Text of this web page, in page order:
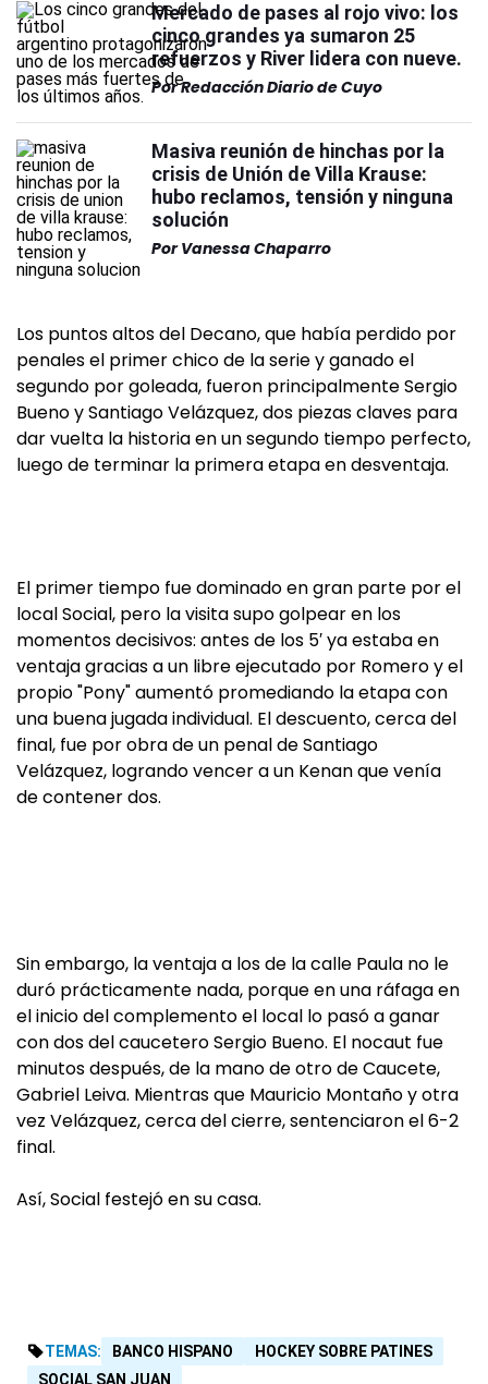
Mercado de pases al rojo vivo: los
cinco grandes ya sumaron 25
refuerzos y River lidera con nueve.
PorRedacción Diario de Cuyo
Masiva reunión de hinchas por la
crisis de Unión de Villa Krause:
hubo reclamos, tensión y ninguna
solución
Por Vanessa Chaparro
Los puntos altos del Decano, que había perdido por
penales el primer chico de la serie y ganado el
segundo por goleada, fueron principalmente Sergio
Bueno y Santiago Velázquez, dos piezas claves para
dar vuelta la historia en un segundo tiempo perfecto,
luego de terminar la primera etapa en desventaja.
El primer tiempo fue dominado en gran parte por el
local Social, pero la visita supo golpear en los
momentos decisivos: antes de los 5′ ya estaba en
ventaja gracias a un libre ejecutado por Romero y el
propio "Pony" aumentó promediando la etapa con
una buena jugada individual. El descuento, cerca del
final, fue por obra de un penal de Santiago
Velázquez, logrando vencer a un Kenan que venía
de contener dos.
Sin embargo, la ventaja a los de la calle Paula no le
duró prácticamente nada, porque en una ráfaga en
el inicio del complemento el local lo pasó a ganar
con dos del caucetero Sergio Bueno. El nocaut fue
minutos después, de la mano de otro de Caucete,
Gabriel Leiva. Mientras que Mauricio Montaño y otra
vez Velázquez, cerca del cierre, sentenciaron el 6-2
final.
Así, Social festejó en su casa.
TEMAS: BANCO HISPANO
HOCKEY SOBRE PATINES
SOCIAL SAN JUAN